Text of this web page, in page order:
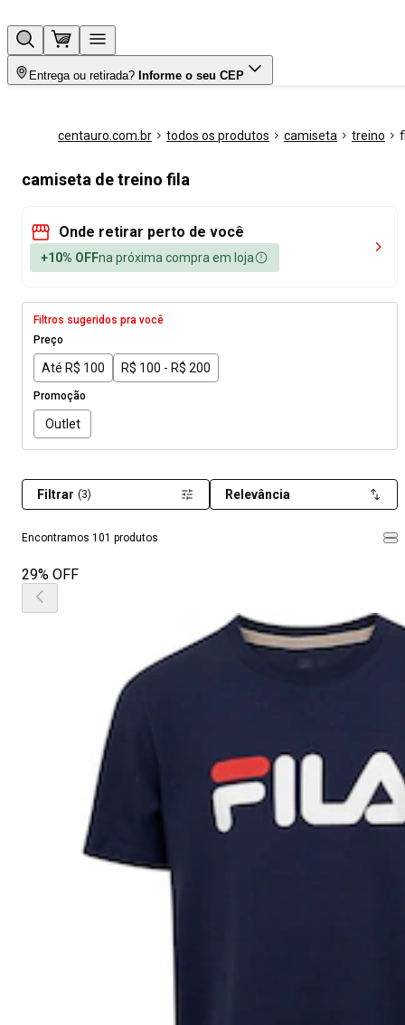
Entrega ou retirada? Informe o seu CEP
centauro.com.br todos os produtos camiseta treino
camiseta de treino fila
Onde retirar perto de você
+10% OFFna próxima compra em loja
Filtros sugeridos pra você
Preço
Até R$ 100 R$ 100 - R$ 200
Promoção
Outlet
Encontramos 101 produtos
Filtrar (3) Relevância
29% OFF